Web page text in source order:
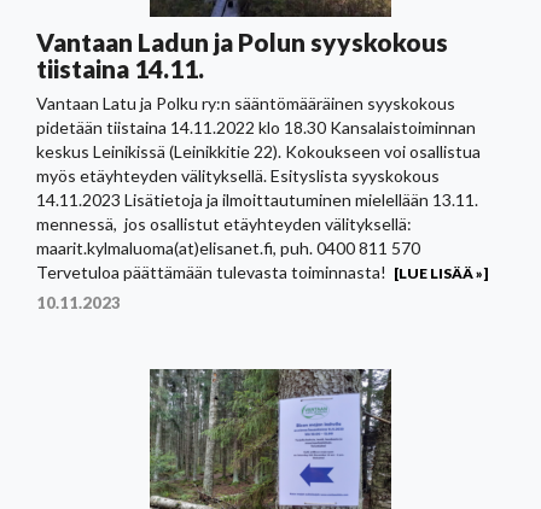
Vantaan Ladun ja Polun syyskokous
tiistaina 14.11.
Vantaan Latu ja Polku ry:n sääntömääräinen syyskokous
pidetään tiistaina 14.11.2022 klo 18.30 Kansalaistoiminnan
keskus Leinikissä (Leinikkitie 22). Kokoukseen voi osallistua
myös etäyhteyden välityksellä. Esityslista syyskokous
14.11.2023 Lisätietoja ja ilmoittautuminen mielellään 13.11.
mennessä, jos osallistut etäyhteyden välityksellä:
maarit.kylmaluoma(at)elisanet.fi, puh. 0400 811 570
Tervetuloa päättämään tulevasta toiminnasta! [LUE LISÄÄ »]
10.11.2023